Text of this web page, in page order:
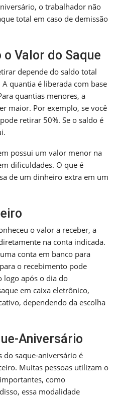
o trabalhador não
total em caso de demissão
Valor do Saque
depende do saldo total
A quantia é liberada com base
quantias menores, a
maior. Por exemplo, se você
retirar 50%. Se o saldo é
possui um valor menor na
dificuldades. O que é
de um dinheiro extra em um
o valor a receber, a
na conta indicada.
conta em banco para
o recebimento pode
logo após o dia do
em caixa eletrônico,
dependendo da escolha
Aniversário
do saque-aniversário é
Muitas pessoas utilizam o
como
essa modalidade